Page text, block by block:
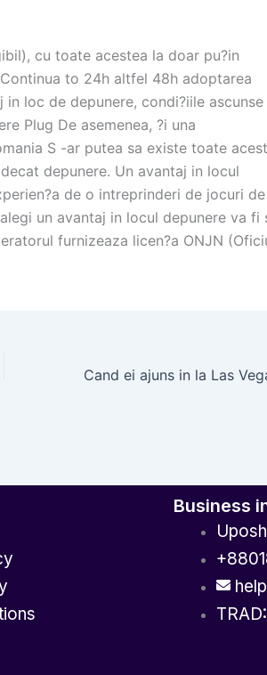
cu toate acestea la doar pu?in
to 24h altfel 48h adoptarea
loc de depunere, condi?iile ascunse
Plug De asemenea, ?i una
S -ar putea sa existe toate
depunere. Un avantaj in locul
de o intreprinderi de jocuri de
un avantaj in locul depunere va fi
furnizeaza licen?a ONJN
Business